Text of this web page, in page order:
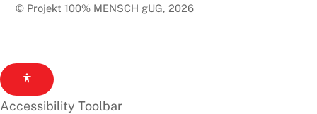
© Projekt 100% MENSCH gUG, 2026
Accessibility Toolbar